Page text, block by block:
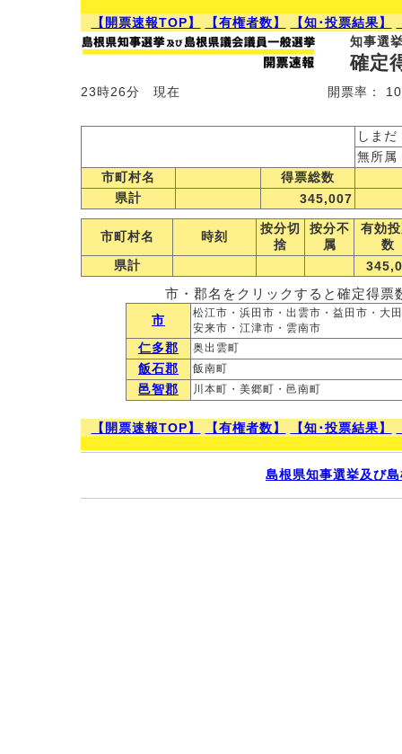
【開票速報TOP】 【有権者数】 【知･投票結果】
知事選
確定
23時26分 現在 開票率：
しま
無所属
市町村名
得票総数
県計
345,007
市町村名 時刻
按分切
捨
按分不
属
有効
数
県計
市・郡名をクリックすると確定得
市
松江市・浜田市・出雲市・益田市・大
安来市・江津市・雲南市
仁多郡 奥出雲町
飯石郡 飯南町
邑智郡 川本町・美郷町・邑南町
【開票速報TOP】 【有権者数】 【知･投票結果】
島根県知事選挙及び